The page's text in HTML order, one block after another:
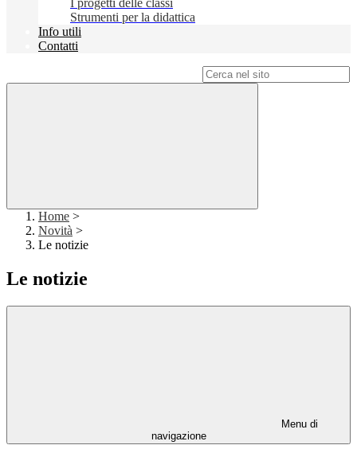
I progetti delle classi
Strumenti per la didattica
Info utili
Contatti
Home >
Novità >
Le notizie
Le notizie
Menu di
navigazione